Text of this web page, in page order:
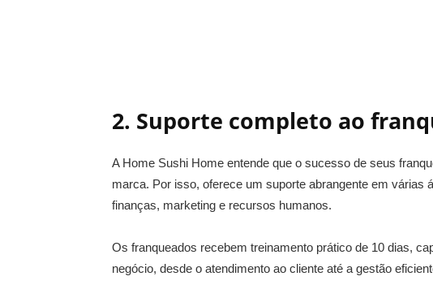
2. Suporte completo ao
A Home Sushi Home entende que o sucesso de seus
marca. Por isso, oferece um suporte abrangente em várias
finanças, marketing e recursos humanos.
Os franqueados recebem treinamento prático de 10 dias,
negócio, desde o atendimento ao cliente até a gestão